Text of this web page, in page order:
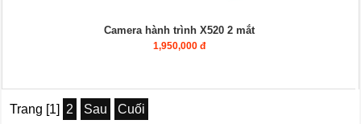
Camera hành trình X520 2 mắt
1,950,000 đ
Trang [1] 2 Sau Cuối